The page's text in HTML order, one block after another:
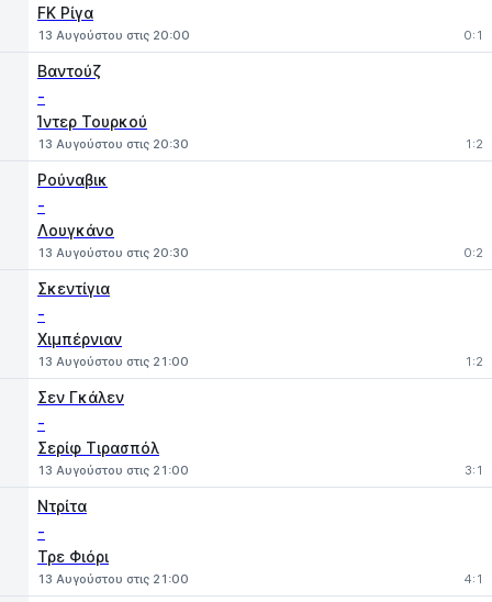
FK Ρίγα
13 Αυγούστου στις 20:00 0:1
Βαντούζ
-
Ίντερ Τουρκού
13 Αυγούστου στις 20:30 1:2
Ρούναβικ
-
Λουγκάνο
13 Αυγούστου στις 20:30 0:2
Σκεντίγια
-
Χιμπέρνιαν
13 Αυγούστου στις 21:00 1:2
Σεν Γκάλεν
-
Σερίφ Τιρασπόλ
13 Αυγούστου στις 21:00 3:1
Ντρίτα
-
Τρε Φιόρι
13 Αυγούστου στις 21:00 4:1